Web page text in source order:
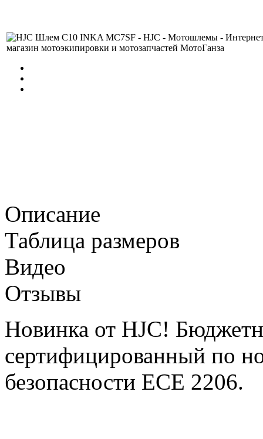
Описание
Таблица размеров
Видео
Отзывы
Новинка от HJC!
сертифицированный по
безопасности ECE 2206.